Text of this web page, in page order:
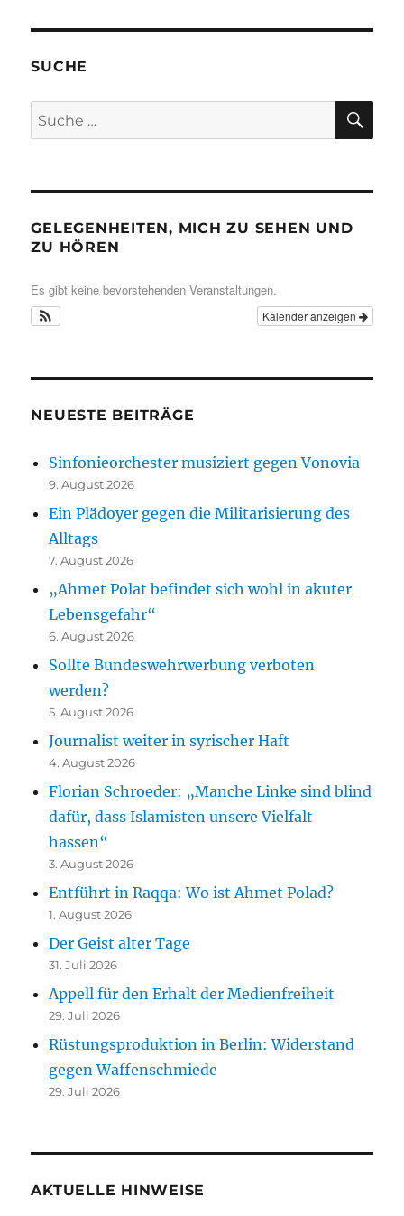
SUCHE
Suche
nach:
GELEGENHEITEN, MICH ZU SEHEN UND
ZU HÖREN
Es gibt keine bevorstehenden Veranstaltungen.
Kalender anzeigen
NEUESTE BEITRÄGE
Sinfonieorchester musiziert gegen Vonovia
9. August 2026
Ein Plädoyer gegen die Militarisierung des
Alltags
7. August 2026
„Ahmet Polat befindet sich wohl in akuter
Lebensgefahr“
6. August 2026
Sollte Bundeswehrwerbung verboten
werden?
5. August 2026
Journalist weiter in syrischer Haft
4. August 2026
Florian Schroeder: „Manche Linke sind blind
dafür, dass Islamisten unsere Vielfalt
hassen“
3. August 2026
Entführt in Raqqa: Wo ist Ahmet Polad?
1. August 2026
Der Geist alter Tage
31. Juli 2026
Appell für den Erhalt der Medienfreiheit
29. Juli 2026
Rüstungsproduktion in Berlin: Widerstand
gegen Waffenschmiede
29. Juli 2026
AKTUELLE HINWEISE